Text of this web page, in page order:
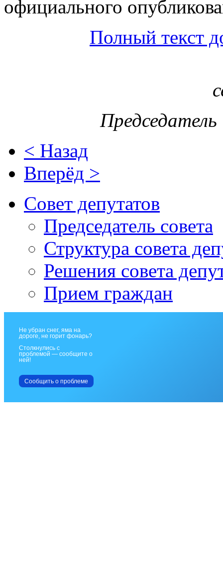
официального
Полный текст
< Назад
Вперёд >
Совет депутатов
Председатель совета
Структура совета
Решения совета
Прием граждан
Не убран снег, яма на
дороге, не горит фонарь?
Столкнулись с
проблемой — сообщите о
ней!
Сообщить о проблеме